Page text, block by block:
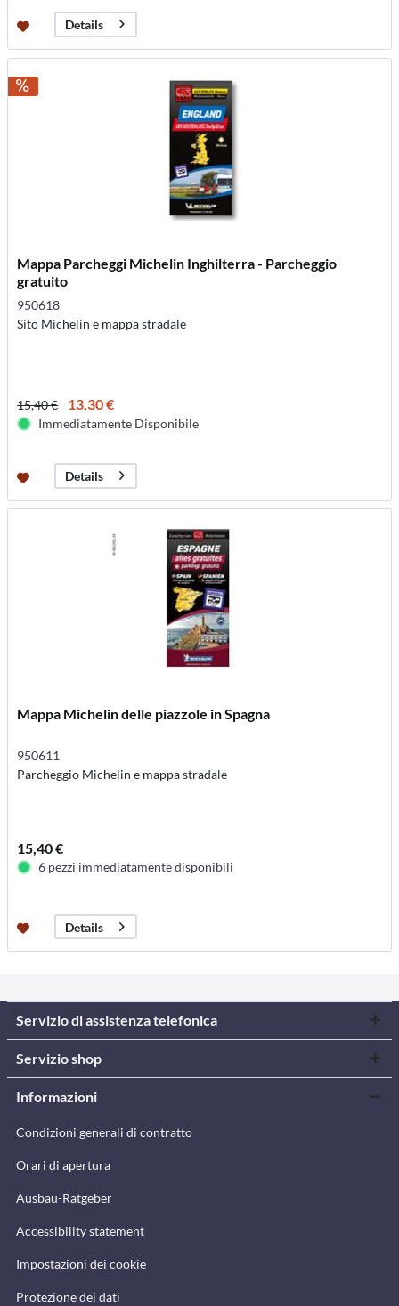
Details
Mappa Parcheggi Michelin Inghilterra - Parcheggio
gratuito
950618
Sito Michelin e mappa stradale
15,40 € 13,30 €
Immediatamente Disponibile
Details
Mappa Michelin delle piazzole in Spagna
950611
Parcheggio Michelin e mappa stradale
15,40 €
6 pezzi immediatamente disponibili
Details
Servizio di assistenza telefonica
Servizio shop
Informazioni
Condizioni generali di contratto
Orari di apertura
Ausbau-Ratgeber
Accessibility statement
Impostazioni dei cookie
Protezione dei dati